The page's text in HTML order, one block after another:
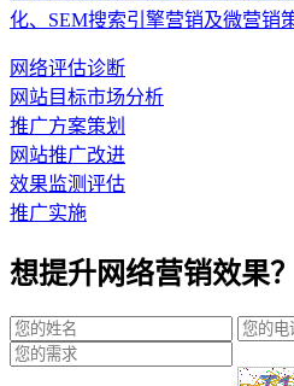
化、SEM搜索引擎营销及微营销
网络评估诊断
网站目标市场分析
推广方案策划
网站推广改进
效果监测评估
推广实施
想提升网络营销效果